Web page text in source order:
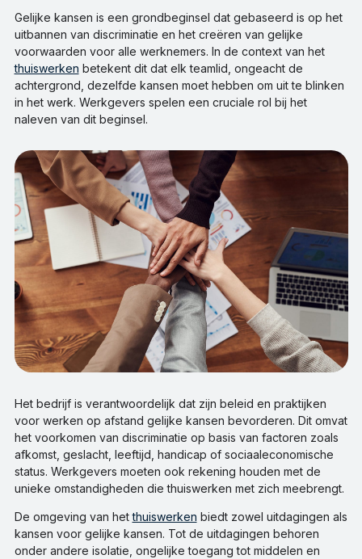
Gelijke kansen is een grondbeginsel dat gebaseerd is op het
uitbannen van discriminatie en het creëren van gelijke
voorwaarden voor alle werknemers. In de context van het
thuiswerken betekent dit dat elk teamlid, ongeacht de
achtergrond, dezelfde kansen moet hebben om uit te blinken
in het werk. Werkgevers spelen een cruciale rol bij het
naleven van dit beginsel.
Het bedrijf is verantwoordelijk dat zijn beleid en praktijken
voor werken op afstand gelijke kansen bevorderen. Dit omvat
het voorkomen van discriminatie op basis van factoren zoals
afkomst, geslacht, leeftijd, handicap of sociaaleconomische
status. Werkgevers moeten ook rekening houden met de
unieke omstandigheden die thuiswerken met zich meebrengt.
De omgeving van hetthuiswerken biedt zowel uitdagingen als
kansen voor gelijke kansen. Tot de uitdagingen behoren
onder andere isolatie, ongelijke toegang tot middelen en